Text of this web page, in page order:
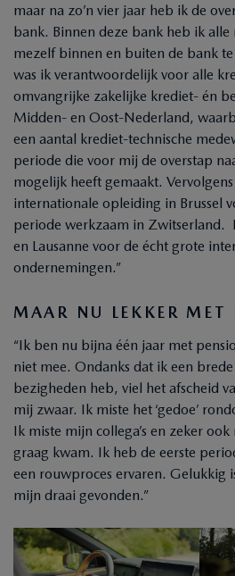
maar na zo’n vier jaar heb ik de
bank. Binnen deze bank heb ik
mezelf binnen en buiten de bank
was ik verantwoordelijk voor alle
omvangrijke zakelijke krediet- én
Midden- en Oost-Nederland,
een aantal krediet-technische
periode die voor mij de overstap
mogelijk heeft gemaakt.
internationale opleiding in Brussel
periode werkzaam in Zwitserland.
en Lausanne voor de écht grote
ondernemingen.”
MAAR NU LEKKER MET
“Ik ben nu bijna één jaar met
niet mee. Ondanks dat ik een
bezigheden heb, viel het afscheid
mij zwaar. Ik miste het ‘gedoe’
Ik miste mijn collega’s en zeker
graag kwam. Ik heb de eerste
een rouwproces ervaren. Gelukkig
mijn draai gevonden.”